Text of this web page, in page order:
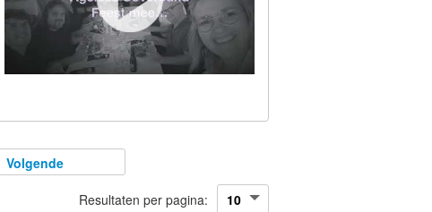
Volgende
Resultaten per pagina: